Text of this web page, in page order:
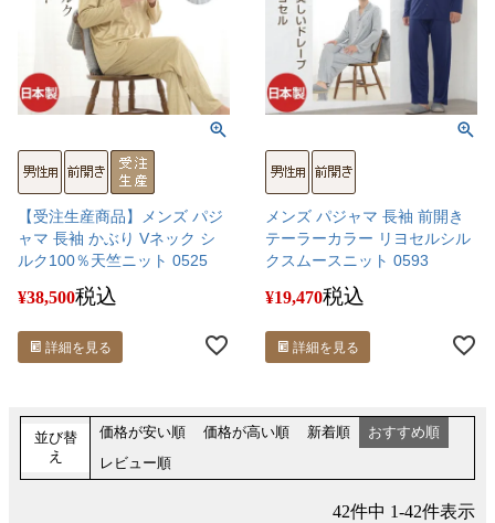
【受注生産商品】メンズ パジ
ャマ 長袖 かぶり Vネック シ
ルク100％天竺ニット 0525
¥38,500税込
詳細を見る
メンズ パジャマ 長袖 前開き
テーラーカラー リヨセルシル
クスムースニット 0593
¥19,470税込
詳細を見る
並び替
え
価格が安い順 価格が高い順 新着順
おすすめ順
レビュー順
42件中 1-42件表示